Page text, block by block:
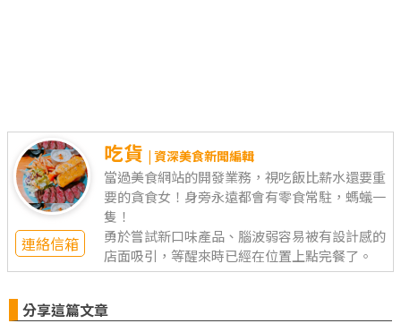
連絡信箱
吃貨 | 資深美食新聞編輯
當過美食網站的開發業務，視吃飯比薪水還要重
要的貪食女！身旁永遠都會有零食常駐，螞蟻一
隻！
勇於嘗試新口味產品、腦波弱容易被有設計感的
店面吸引，等醒來時已經在位置上點完餐了。
分享這篇文章